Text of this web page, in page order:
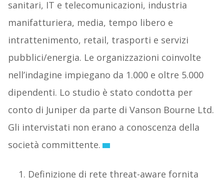
sanitari, IT e telecomunicazioni, industria
manifatturiera, media, tempo libero e
intrattenimento, retail, trasporti e servizi
pubblici/energia. Le organizzazioni coinvolte
nell’indagine impiegano da 1.000 e oltre 5.000
dipendenti. Lo studio è stato condotta per
conto di Juniper da parte di Vanson Bourne Ltd.
Gli intervistati non erano a conoscenza della
società committente.
Definizione di rete threat-aware fornita